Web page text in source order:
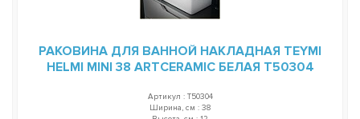
РАКОВИНА ДЛЯ ВАННОЙ НАКЛАДНАЯ TEYMI
HELMI MINI 38 ARTCERAMIC БЕЛАЯ T50304
Артикул : T50304
Ширина, см : 38